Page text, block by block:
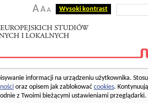
AA A Wysoki kontrast
informacji na urządzeniu użytkownika.
oraz opisem jak zablokować cookies.
z Twoimi bieżącymi ustawieniami przeglądarki.